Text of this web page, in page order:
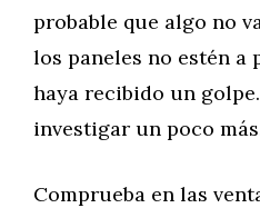
probable que algo no
los paneles no estén a
haya recibido un
investigar un poco
Comprueba en las